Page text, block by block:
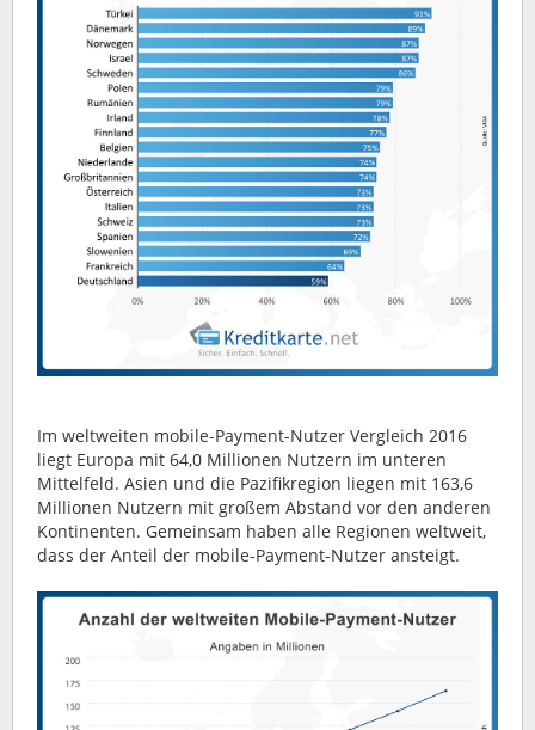
Im weltweiten mobile-Payment-Nutzer Vergleich 2016
liegt Europa mit 64,0 Millionen Nutzern im unteren
Mittelfeld. Asien und die Pazifikregion liegen mit 163,6
Millionen Nutzern mit großem Abstand vor den anderen
Kontinenten. Gemeinsam haben alle Regionen weltweit,
dass der Anteil der mobile-Payment-Nutzer ansteigt.